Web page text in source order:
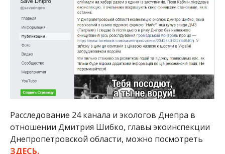
Расследование 24 канала и экологов Днепра в
отношении Дмитрия Шибко, главы экоинспекции
Днепропетровской области, можно посмотреть
ЗДЕСЬ.